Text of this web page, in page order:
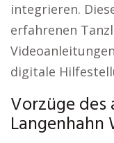
integrieren.
erfahrenen
digitale
Vorzüge des